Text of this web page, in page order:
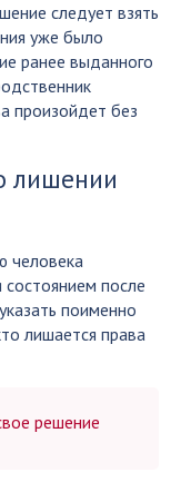
следует взять
уже было
ранее выданного
произойдет без
лишении
человека
состоянием после
поименно
лишается права
решение